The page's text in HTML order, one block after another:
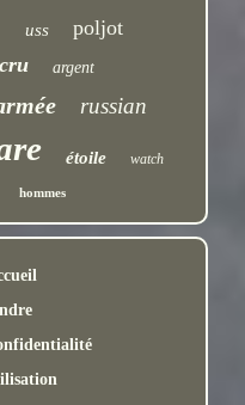
uss poljot
cru argent
russian
étoile watch
hommes